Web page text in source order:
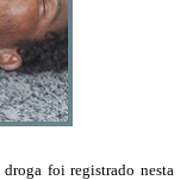
foi registrado nesta